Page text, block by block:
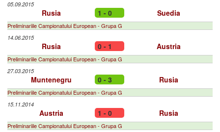
05.09.2015
Rusia 1 - 0 Suedia
Preliminariile Campionatului European - Grupa G
14.06.2015
Rusia 0 - 1 Austria
Preliminariile Campionatului European - Grupa G
27.03.2015
Muntenegru 0 - 3 Rusia
Preliminariile Campionatului European - Grupa G
15.11.2014
Austria 1 - 0 Rusia
Preliminariile Campionatului European - Grupa G